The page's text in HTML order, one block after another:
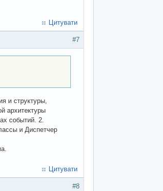
Цитувати
#7
и структуры,
архитектуры
событий. 2.
и Диспетчер
Цитувати
#8